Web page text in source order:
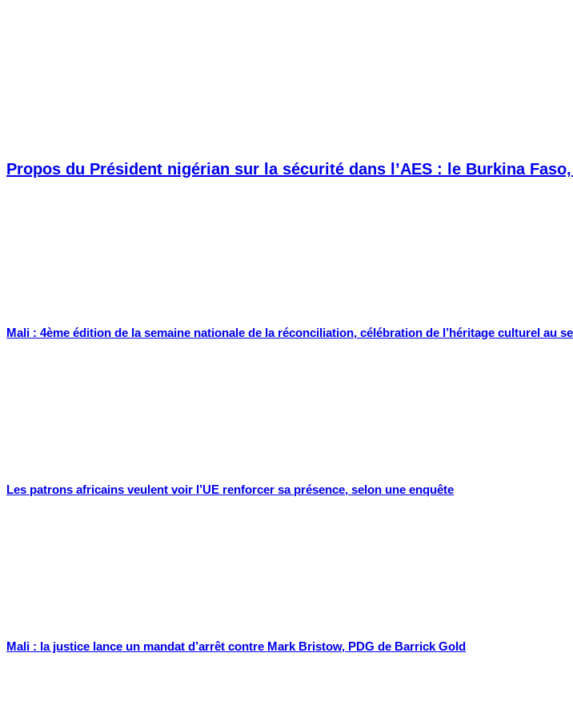
Propos du Président nigérian sur la sécurité dans l’AES : le Burkina
Mali : 4ème édition de la semaine nationale de la réconciliation, célébration de l’héritage culturel au
Les patrons africains veulent voir l’UE renforcer sa présence, selon une enquête
Mali : la justice lance un mandat d’arrêt contre Mark Bristow, PDG de Barrick Gold